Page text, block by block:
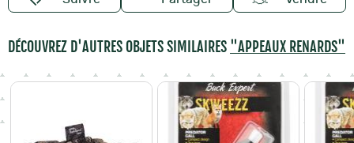
DÉCOUVREZ D'AUTRES OBJETS SIMILAIRES "APPEAUX RENARDS"